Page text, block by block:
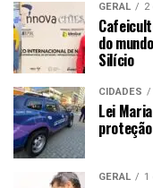
GERAL 2
do
Silício
CIDADES
Lei
GERAL 1